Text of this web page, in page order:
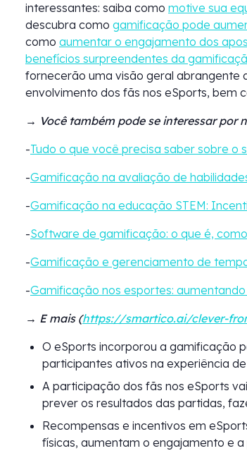
interessantes: saiba como motive sua
descubra como gamificação pode
como aumentar o engajamento dos
benefícios surpreendentes da
fornecerão uma visão geral abrangente
envolvimento dos fãs nos eSports, bem
→ Você também pode se interessar por
-Tudo o que você precisa saber sobre
-Gamificação na avaliação de
-Gamificação na educação STEM:
-Software de gamificação: o que é,
-Gamificação e gerenciamento de
-Gamificação nos esportes:
→ E mais (https://smartico.ai/clever-
O eSports incorporou a gamificação
participantes ativos na experiência
A participação dos fãs nos eSports
prever os resultados das partidas,
Recompensas e incentivos em
físicas, aumentam o engajamento e